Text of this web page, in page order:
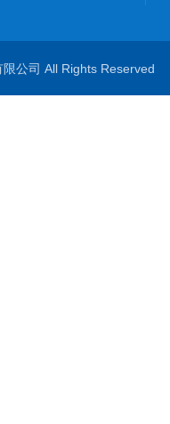
限公司 All Rights